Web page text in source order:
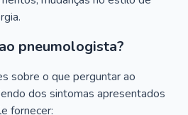
pneumologista?
sobre o que perguntar ao
dos sintomas apresentados
fornecer: